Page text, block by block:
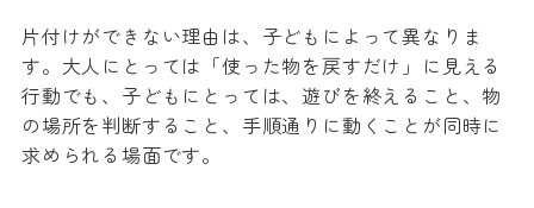
片付けができない理由は、子どもによって異なりま
す。大人にとっては「使った物を戻すだけ」に見える
行動でも、子どもにとっては、遊びを終えること、物
の場所を判断すること、手順通りに動くことが同時に
求められる場面です。